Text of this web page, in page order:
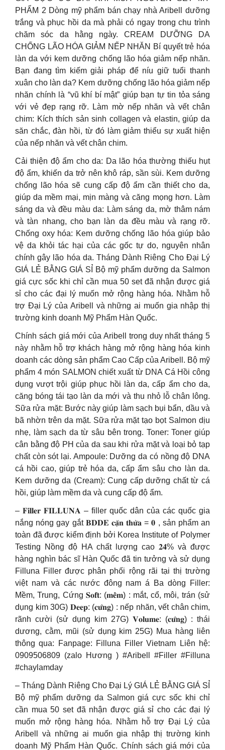
PHẨM 2 Dòng mỹ phẩm bán chạy nhà Aribell dưỡng
trắng và phục hồi da mà phải có ngay trong chu trình
chăm sóc da hằng ngày. CREAM DƯỠNG DA
CHỐNG LÃO HÓA GIẢM NẾP NHĂN Bí quyết trẻ hóa
làn da với kem dưỡng chống lão hóa giảm nếp nhăn.
Bạn đang tìm kiếm giải pháp để níu giữ tuổi thanh
xuân cho làn da? Kem dưỡng chống lão hóa giảm nếp
nhăn chính là “vũ khí bí mật” giúp bạn tự tin tỏa sáng
với vẻ đẹp rạng rỡ. Làm mờ nếp nhăn và vết chân
chim: Kích thích sản sinh collagen và elastin, giúp da
săn chắc, đàn hồi, từ đó làm giảm thiểu sự xuất hiện
của nếp nhăn và vết chân chim.
Cải thiện độ ẩm cho da: Da lão hóa thường thiếu hụt
độ ẩm, khiến da trở nên khô ráp, sần sùi. Kem dưỡng
chống lão hóa sẽ cung cấp độ ẩm cần thiết cho da,
giúp da mềm mại, mịn màng và căng mọng hơn. Làm
sáng da và đều màu da: Làm sáng da, mờ thâm nám
và tàn nhang, cho bạn làn da đều màu và rạng rỡ.
Chống oxy hóa: Kem dưỡng chống lão hóa giúp bảo
vệ da khỏi tác hại của các gốc tự do, nguyên nhân
chính gây lão hóa da. Tháng Dành Riêng Cho Đại Lý
GIÁ LẺ BẰNG GIÁ SỈ Bộ mỹ phẩm dưỡng da Salmon
giá cực sốc khi chỉ cần mua 50 set đã nhận được giá
sỉ cho các đại lý muốn mở rộng hàng hóa. Nhằm hỗ
trợ Đại Lý của Aribell và những ai muốn gia nhập thị
trường kinh doanh Mỹ Phẩm Hàn Quốc.
Chính sách giá mới của Aribell trong duy nhất tháng 5
này nhằm hỗ trợ khách hàng mở rộng hàng hóa kinh
doanh các dòng sản phẩm Cao Cấp của Aribell. Bộ mỹ
phẩm 4 món SALMON chiết xuất từ DNA Cá Hồi công
dụng vượt trội giúp phục hồi làn da, cấp ẩm cho da,
căng bóng tái tạo làn da mới và thu nhỏ lỗ chân lông.
Sữa rửa mặt: Bước này giúp làm sạch bụi bẩn, dầu và
bã nhờn trên da mặt. Sữa rửa mặt tạo bọt Salmon dịu
nhẹ, làm sạch da từ sâu bên trong. Toner: Toner giúp
cân bằng độ PH của da sau khi rửa mặt và loại bỏ tạp
chất còn sót lại. Ampoule: Dưỡng da có nồng độ DNA
cá hồi cao, giúp trẻ hóa da, cấp ẩm sâu cho làn da.
Kem dưỡng da (Cream): Cung cấp dưỡng chất từ cá
hồi, giúp làm mềm da và cung cấp độ ẩm.
– 𝐅𝐢𝐥𝐥𝐞𝐫 𝐅𝐈𝐋𝐋𝐔𝐍𝐀 – filler quốc dân của các quốc gia
nắng nóng gay gắt 𝐁𝐃𝐃𝐄 𝐜𝐚̣̆𝐧 𝐭𝐡𝐮̛̀𝐚 = 𝟎 , sản phẩm an
toàn đã được kiểm định bởi Korea Institute of Polymer
Testing Nồng độ HA chất lượng cao 𝟐𝟒% và được
hàng nghìn bác sĩ Hàn Quốc đã tin tưởng và sử dụng
Filluna Filler được phân phối rộng rãi tại thị trường
việt nam và các nước đông nam á Ba dòng Filler:
Mềm, Trung, Cứng 𝐒𝐨𝐟𝐭: (𝐦𝐞̂̀𝐦) : mắt, cổ, môi, trán (sử
dụng kim 30G) 𝐃𝐞𝐞𝐩: (𝐜𝐮̛́𝐧𝐠) : nếp nhăn, vết chân chim,
rãnh cười (sử dụng kim 27G) 𝐕𝐨𝐥𝐮𝐦𝐞: (𝐜𝐮̛́𝐧𝐠) : thái
dương, cằm, mũi (sử dụng kim 25G) Mua hàng liên
thông qua: Fanpage: Filluna Filler Vietnam Liên hệ:
0909506809 (zalo Hương ) #Aribell #Filler #Filluna
#chaylamday
– Tháng Dành Riêng Cho Đại Lý GIÁ LẺ BẰNG GIÁ SỈ
Bộ mỹ phẩm dưỡng da Salmon giá cực sốc khi chỉ
cần mua 50 set đã nhận được giá sỉ cho các đại lý
muốn mở rộng hàng hóa. Nhằm hỗ trợ Đại Lý của
Aribell và những ai muốn gia nhập thị trường kinh
doanh Mỹ Phẩm Hàn Quốc. Chính sách giá mới của